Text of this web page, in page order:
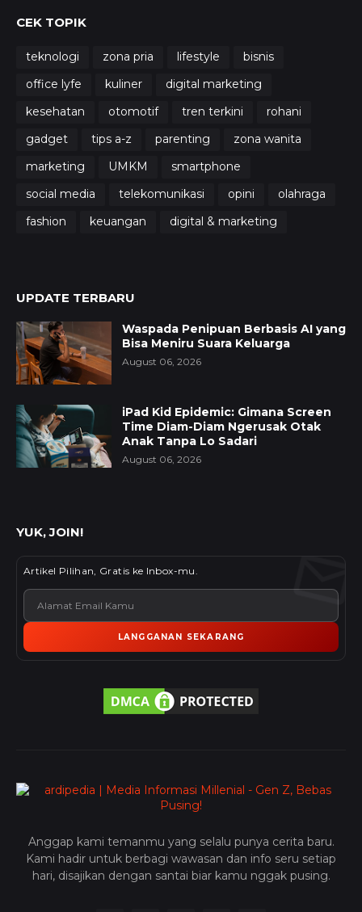
CEK TOPIK
teknologi zona pria lifestyle
bisnis
office lyfe
kuliner
digital marketing
kesehatan
otomotif tren terkini
rohani
gadget
tips a-z parenting
zona wanita
marketing
UMKM
smartphone
social media
telekomunikasi opini
olahraga
fashion
keuangan digital & marketing
UPDATE TERBARU
Waspada Penipuan Berbasis AI yang
Bisa Meniru Suara Keluarga
August 06, 2026
iPad Kid Epidemic: Gimana Screen
Time Diam-Diam Ngerusak Otak
Anak Tanpa Lo Sadari
August 06, 2026
YUK, JOIN!
Artikel Pilihan, Gratis ke Inbox-mu.
LANGGANAN SEKARANG
Anggap kami temanmu yang selalu punya cerita baru.
Kami hadir untuk berbagi wawasan dan info seru setiap
hari, disajikan dengan santai biar kamu nggak pusing.